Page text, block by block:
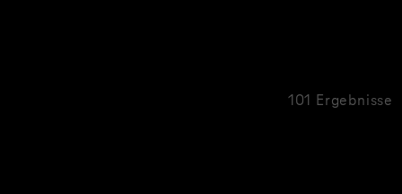
101 Ergebnisse